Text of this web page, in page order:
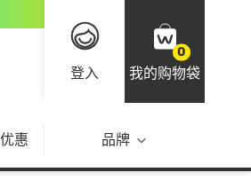
登入
0
我的购物袋
惠 品牌